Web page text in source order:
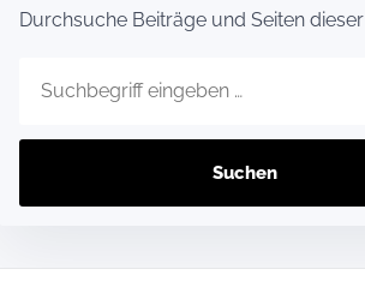
Durchsuche Beiträge und Seiten
Suchen